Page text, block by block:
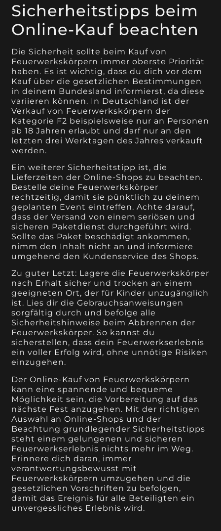
Sicherheitstipps beim
Online-Kauf beachten
Die Sicherheit sollte beim Kauf von
Feuerwerkskörpern immer oberste Priorität
haben. Es ist wichtig, dass du dich vor dem
Kauf über die gesetzlichen Bestimmungen
in deinem Bundesland informierst, da diese
variieren können. In Deutschland ist der
Verkauf von Feuerwerkskörpern der
Kategorie F2 beispielsweise nur an Personen
ab 18 Jahren erlaubt und darf nur an den
letzten drei Werktagen des Jahres verkauft
werden.
Ein weiterer Sicherheitstipp ist, die
Lieferzeiten der Online-Shops zu beachten.
Bestelle deine Feuerwerkskörper
rechtzeitig, damit sie pünktlich zu deinem
geplanten Event eintreffen. Achte darauf,
dass der Versand von einem seriösen und
sicheren Paketdienst durchgeführt wird.
Sollte das Paket beschädigt ankommen,
nimm den Inhalt nicht an und informiere
umgehend den Kundenservice des Shops.
Zu guter Letzt: Lagere die Feuerwerkskörper
nach Erhalt sicher und trocken an einem
geeigneten Ort, der für Kinder unzugänglich
ist. Lies dir die Gebrauchsanweisungen
sorgfältig durch und befolge alle
Sicherheitshinweise beim Abbrennen der
Feuerwerkskörper. So kannst du
sicherstellen, dass dein Feuerwerkserlebnis
ein voller Erfolg wird, ohne unnötige Risiken
einzugehen.
Der Online-Kauf von Feuerwerkskörpern
kann eine spannende und bequeme
Möglichkeit sein, die Vorbereitung auf das
nächste Fest anzugehen. Mit der richtigen
Auswahl an Online-Shops und der
Beachtung grundlegender Sicherheitstipps
steht einem gelungenen und sicheren
Feuerwerkserlebnis nichts mehr im Weg.
Erinnere dich daran, immer
verantwortungsbewusst mit
Feuerwerkskörpern umzugehen und die
gesetzlichen Vorschriften zu befolgen,
damit das Ereignis für alle Beteiligten ein
unvergessliches Erlebnis wird.